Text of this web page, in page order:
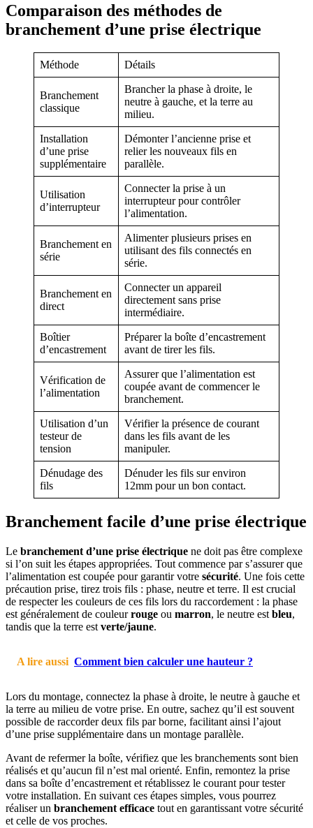
Comparaison des méthodes de
branchement d’une prise électrique
Méthode Détails
Branchement
classique
Brancher la phase à droite, le
neutre à gauche, et la terre au
milieu.
Installation
d’une prise
supplémentaire
Démonter l’ancienne prise et
relier les nouveaux fils en
parallèle.
Utilisation
d’interrupteur
Connecter la prise à un
interrupteur pour contrôler
l’alimentation.
Branchement en
série
Alimenter plusieurs prises en
utilisant des fils connectés en
série.
Branchement en
direct
Connecter un appareil
directement sans prise
intermédiaire.
Boîtier
d’encastrement
Préparer la boîte d’encastrement
avant de tirer les fils.
Vérification de
l’alimentation
Assurer que l’alimentation est
coupée avant de commencer le
branchement.
Utilisation d’un
testeur de
tension
Vérifier la présence de courant
dans les fils avant de les
manipuler.
Dénudage des
fils
Dénuder les fils sur environ
12mm pour un bon contact.
Branchement facile d’une prise électrique
Le branchement d’une prise électrique ne doit pas être complexe
si l’on suit les étapes appropriées. Tout commence par s’assurer que
l’alimentation est coupée pour garantir votre sécurité. Une fois cette
précaution prise, tirez trois fils : phase, neutre et terre. Il est crucial
de respecter les couleurs de ces fils lors du raccordement : la phase
est généralement de couleurrouge ou marron, le neutre est bleu,
tandis que la terre est verte/jaune.
A lire aussi Comment bien calculer une hauteur ?
Lors du montage, connectez la phase à droite, le neutre à gauche et
la terre au milieu de votre prise. En outre, sachez qu’il est souvent
possible de raccorder deux fils par borne, facilitant ainsi l’ajout
d’une prise supplémentaire dans un montage parallèle.
Avant de refermer la boîte, vérifiez que les branchements sont bien
réalisés et qu’aucun fil n’est mal orienté. Enfin, remontez la prise
dans sa boîte d’encastrement et rétablissez le courant pour tester
votre installation. En suivant ces étapes simples, vous pourrez
réaliser un branchement efficace tout en garantissant votre sécurité
et celle de vos proches.